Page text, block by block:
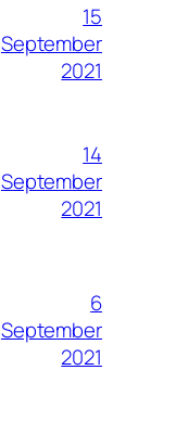
15
September
2021
14
September
2021
6
September
2021